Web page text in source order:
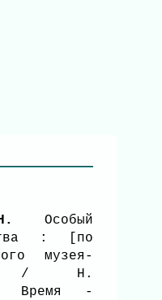
Особый
: [по
музея-
/ Н.
Время -